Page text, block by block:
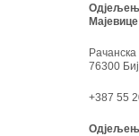
Рачанска
76300
+387 55